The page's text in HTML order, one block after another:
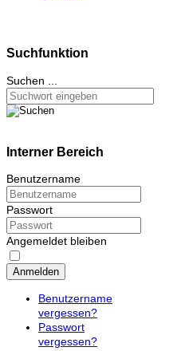
Suchfunktion
Suchen ...
Interner Bereich
Benutzername
Passwort
Angemeldet bleiben
Anmelden
Benutzername
vergessen?
Passwort
vergessen?